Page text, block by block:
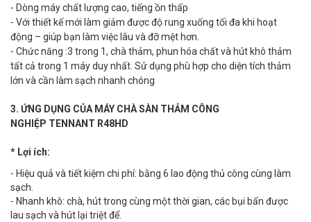
- Dòng máy chất lượng cao, tiếng ồn thấp
- Với thiết kế mới làm giảm được độ rung xuống tối đa khi hoạt
động – giúp bạn làm việc lâu và đỡ mệt hơn.
- Chức năng :3 trong 1, chà thảm, phun hóa chất và hút khô thảm
tất cả trong 1 máy duy nhất. Sử dụng phù hợp cho diện tích thảm
lớn và cần làm sạch nhanh chóng
3. ỨNG DỤNG CỦA MÁY CHÀ SÀN THẢM CÔNG
NGHIỆP TENNANT R48HD
* Lợi ích:
- Hiệu quả và tiết kiệm chi phí: bằng 6 lao động thủ công cùng làm
sạch.
- Nhanh khô: chà, hút trong cùng một thời gian, các bụi bẩn được
lau sạch và hút lại triệt để.